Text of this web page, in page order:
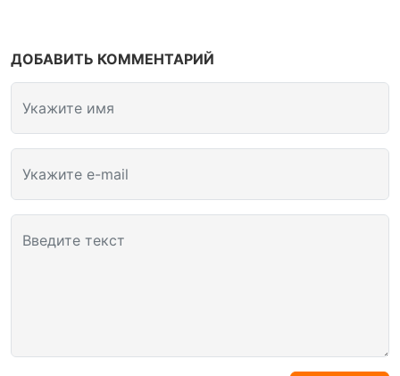
ДОБАВИТЬ КОММЕНТАРИЙ
Укажите имя
Укажите e-mail
Введите текст